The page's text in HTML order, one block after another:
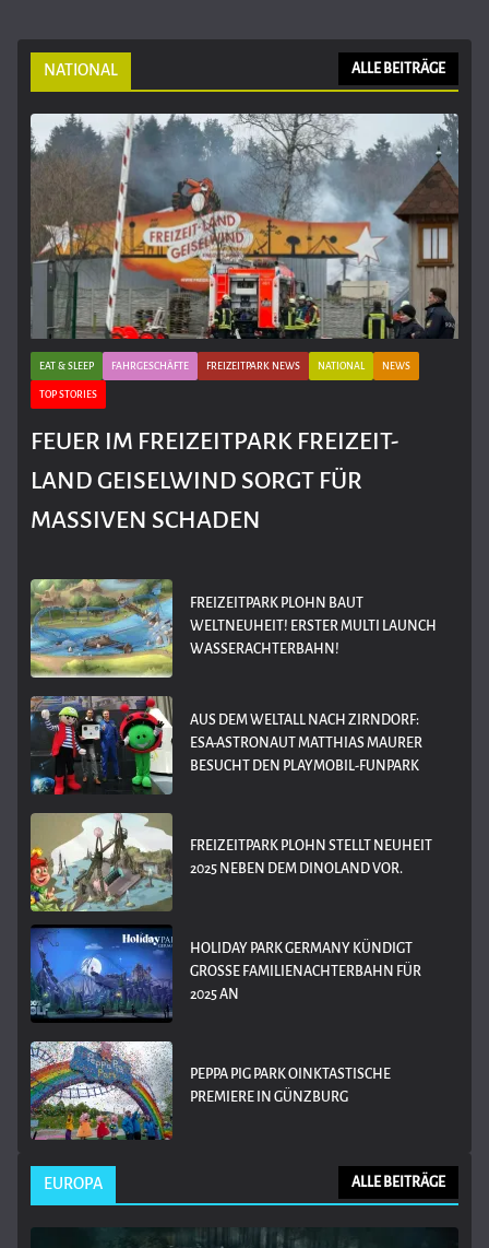
NATIONAL ALLE BEITRÄGE
EAT & SLEEP FAHRGESCHÄFTE FREIZEITPARK NEWS NATIONAL NEWS
TOP STORIES
FEUER IM FREIZEITPARK FREIZEIT-
LAND GEISELWIND SORGT FÜR
MASSIVEN SCHADEN
FREIZEITPARK PLOHN BAUT
WELTNEUHEIT! ERSTER MULTI LAUNCH
WASSERACHTERBAHN!
AUS DEM WELTALL NACH ZIRNDORF:
ESA-ASTRONAUT MATTHIAS MAURER
BESUCHT DEN PLAYMOBIL-FUNPARK
FREIZEITPARK PLOHN STELLT NEUHEIT
2025 NEBEN DEM DINOLAND VOR.
HOLIDAY PARK GERMANY KÜNDIGT
GROSSE FAMILIENACHTERBAHN FÜR 2
025 AN
PEPPA PIG PARK OINKTASTISCHE
PREMIERE IN GÜNZBURG
EUROPA ALLE BEITRÄGE